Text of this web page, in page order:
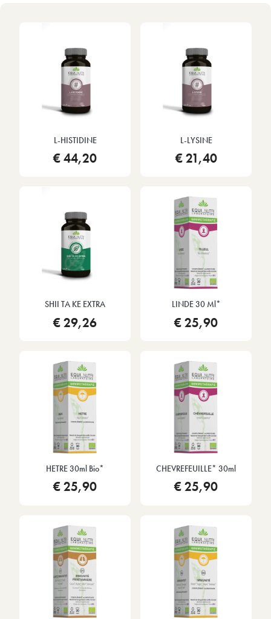
L-HISTIDINE
€ 44,20
L-LYSINE
€ 21,40
SHII TA KE EXTRA
€ 29,26
LINDE 30 Ml*
€ 25,90
HETRE 30ml Bio*
€ 25,90
CHEVREFEUILLE* 30ml
€ 25,90